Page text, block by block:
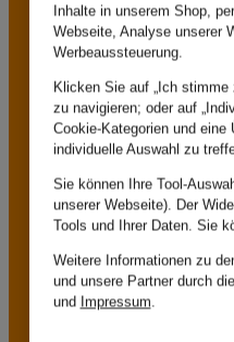
Ab einem
149€
Zahlung
Inhalte in unserem Shop,
Webseite, Analyse unserer
Werbeaussteuerung.
Klicken Sie auf „Ich
zu navigieren; oder auf
Cookie-Kategorien und
individuelle Auswahl zu
Sie können Ihre Tool-
unserer Webseite). Der
Tools und Ihrer Daten. Sie
Weitere Informationen zu
und unsere Partner durch
und Impressum.